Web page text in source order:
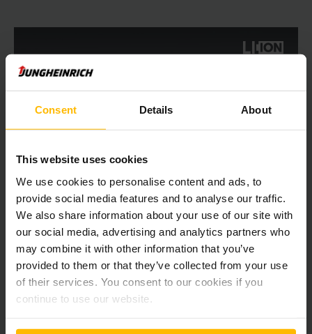
Consent Details About
This website uses cookies
We use cookies to personalise content and ads, to
provide social media features and to analyse our traffic.
We also share information about your use of our site with
our social media, advertising and analytics partners who
may combine it with other information that you’ve
provided to them or that they’ve collected from your use
of their services. You consent to our cookies if you
continue to use our website.
EFG 213 / 215 / 216k / 216 / 218k / 218 / 220
Elektrische heftruck 1,3 - 2 ton
2020 - 7000 mm